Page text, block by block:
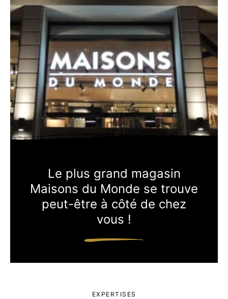
Le plus grand magasin
Maisons du Monde se trouve
peut-être à côté de chez
vous !
EXPERTISES